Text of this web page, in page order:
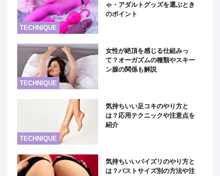
TECHNIQUE
ゃ・アダルトグッズを選ぶとき
のポイント
TECHNIQUE
女性が絶頂を感じる仕組みっ
て？オーガズムの種類やスキー
ン腺の関係も解説
TECHNIQUE
気持ちいい足コキのやり方と
は？応用テクニックや注意点を
紹介
気持ちいいパイズリのやり方と
は？バストサイズ別の方法や注